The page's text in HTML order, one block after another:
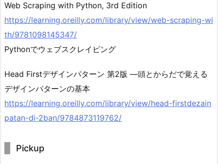
Web Scraping with Python, 3rd Edition
https://learning.oreilly.com/library/view/web-scraping-wi
th/9781098145347/
Pythonでウェブスクレイピング
Head Firstデザインパターン 第2版 ―頭とからだで覚える
デザインパターンの基本
https://learning.oreilly.com/library/view/head-firstdezain
patan-di-2ban/9784873119762/
Pickup